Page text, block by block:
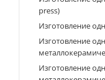
press)
Изготовление
Изготовление
Изготовление